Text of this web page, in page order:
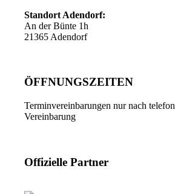
Standort Adendorf:
An der Bünte 1h
21365 Adendorf
ÖFFNUNGSZEITEN
Terminvereinbarungen nur nach
Vereinbarung
Offizielle Partner